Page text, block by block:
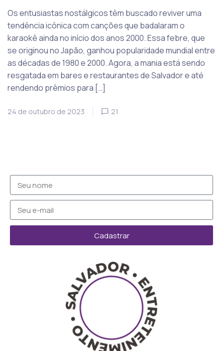
Os entusiastas nostálgicos têm buscado reviver uma
tendência icônica com canções que badalaram o
karaokê ainda no início dos anos 2000. Essa febre, que
se originou no Japão, ganhou popularidade mundial entre
as décadas de 1980 e 2000. Agora, a mania está sendo
resgatada em bares e restaurantes de Salvador e até
rendendo prêmios para […]
24 de outubro de 2023 21
Cadastrar